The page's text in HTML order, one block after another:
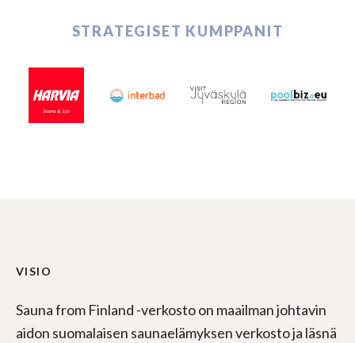
STRATEGISET KUMPPANIT
VISIO
Sauna from Finland -verkosto on maailman johtavin
aidon suomalaisen saunaelämyksen verkosto ja läsnä